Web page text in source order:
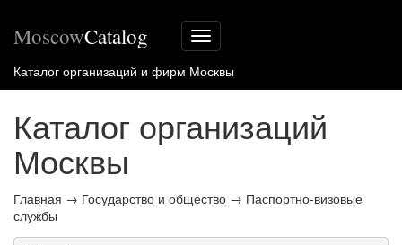
Меню
сайта
MoscowCatalog
Каталог организаций и фирм Москвы
Каталог организаций
Москвы
Главная → Государство и общество → Паспортно-визовые
службы